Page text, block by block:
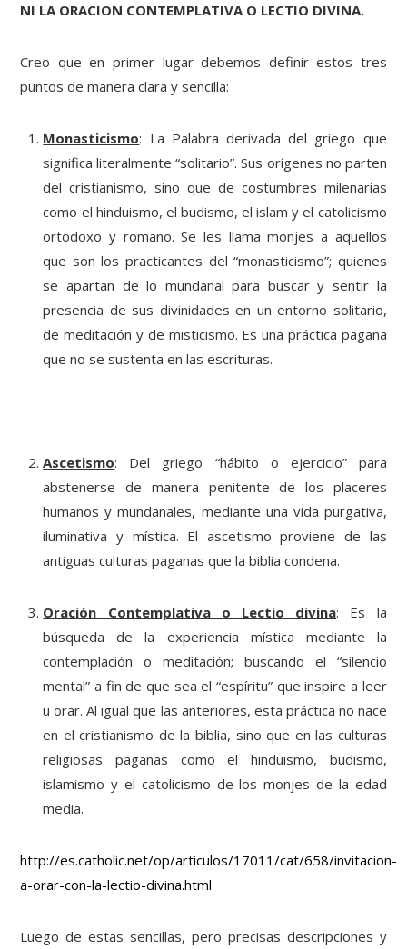
NI LA ORACION CONTEMPLATIVA O LECTIO DIVINA.
Creo que en primer lugar debemos definir estos tres
puntos de manera clara y sencilla:
Monasticismo: La Palabra derivada del griego que
significa literalmente “solitario”. Sus orígenes no parten
del cristianismo, sino que de costumbres milenarias
como el hinduismo, el budismo, el islam y el catolicismo
ortodoxo y romano. Se les llama monjes a aquellos
que son los practicantes del “monasticismo”; quienes
se apartan de lo mundanal para buscar y sentir la
presencia de sus divinidades en un entorno solitario,
de meditación y de misticismo. Es una práctica pagana
que no se sustenta en las escrituras.
Ascetismo: Del griego “hábito o ejercicio” para
abstenerse de manera penitente de los placeres
humanos y mundanales, mediante una vida purgativa,
iluminativa y mística. El ascetismo proviene de las
antiguas culturas paganas que la biblia condena.
Oración Contemplativa o Lectio divina: Es la
búsqueda de la experiencia mística mediante la
contemplación o meditación; buscando el “silencio
mental” a fin de que sea el “espíritu” que inspire a leer
u orar. Al igual que las anteriores, esta práctica no nace
en el cristianismo de la biblia, sino que en las culturas
religiosas paganas como el hinduismo, budismo,
islamismo y el catolicismo de los monjes de la edad
media.
http://es.catholic.net/op/articulos/17011/cat/658/invitacion-
a-orar-con-la-lectio-divina.html
Luego de estas sencillas, pero precisas descripciones y